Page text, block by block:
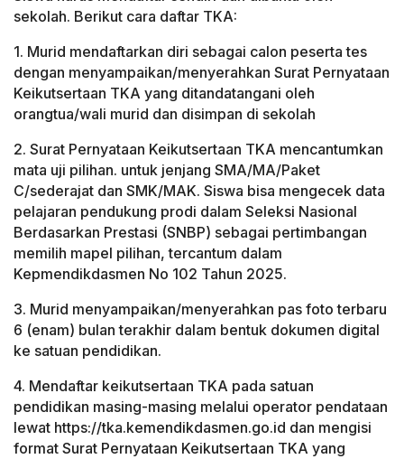
sekolah. Berikut cara daftar TKA:
1. Murid mendaftarkan diri sebagai calon peserta tes
dengan menyampaikan/menyerahkan Surat Pernyataan
Keikutsertaan TKA yang ditandatangani oleh
orangtua/wali murid dan disimpan di sekolah
2. Surat Pernyataan Keikutsertaan TKA mencantumkan
mata uji pilihan. untuk jenjang SMA/MA/Paket
C/sederajat dan SMK/MAK. Siswa bisa mengecek data
pelajaran pendukung prodi dalam Seleksi Nasional
Berdasarkan Prestasi (SNBP) sebagai pertimbangan
memilih mapel pilihan, tercantum dalam
Kepmendikdasmen No 102 Tahun 2025.
3. Murid menyampaikan/menyerahkan pas foto terbaru
6 (enam) bulan terakhir dalam bentuk dokumen digital
ke satuan pendidikan.
4. Mendaftar keikutsertaan TKA pada satuan
pendidikan masing-masing melalui operator pendataan
lewat https://tka.kemendikdasmen.go.id dan mengisi
format Surat Pernyataan Keikutsertaan TKA yang